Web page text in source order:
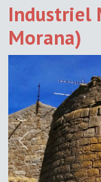
Industriel
Morana)
Previous